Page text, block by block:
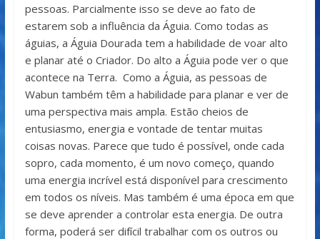
pessoas. Parcialmente isso se deve ao fato de
estarem sob a influência da Águia. Como todas as
águias, a Águia Dourada tem a habilidade de voar alto
e planar até o Criador. Do alto a Águia pode ver o que
acontece na Terra. Como a Águia, as pessoas de
Wabun também têm a habilidade para planar e ver de
uma perspectiva mais ampla. Estão cheios de
entusiasmo, energia e vontade de tentar muitas
coisas novas. Parece que tudo é possível, onde cada
sopro, cada momento, é um novo começo, quando
uma energia incrível está disponível para crescimento
em todos os níveis. Mas também é uma época em que
se deve aprender a controlar esta energia. De outra
forma, poderá ser difícil trabalhar com os outros ou